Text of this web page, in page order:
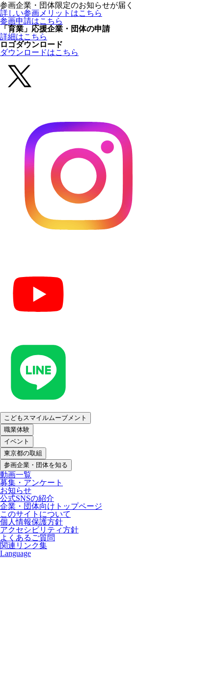
参画企業・団体限定のお知らせが届く
詳しい参画メリットはこちら
参画申請はこちら
「育業」応援企業・団体の申請
詳細はこちら
ロゴダウンロード
ダウンロードはこちら
こどもスマイルムーブメント
職業体験
イベント
東京都の取組
参画企業・団体を知る
動画一覧
募集・アンケート
お知らせ
公式SNSの紹介
企業・団体向けトップページ
このサイトについて
個人情報保護方針
アクセシビリティ方針
よくあるご質問
関連リンク集
Language